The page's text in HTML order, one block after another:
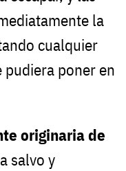
la
cualquier
poner en
originaria de
salvo y